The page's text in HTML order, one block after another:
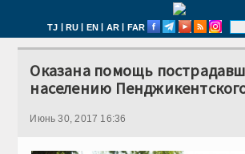
TJ | RU | EN | AR | FAR
Оказана помощь
населению
Июнь 30, 2017 16:36